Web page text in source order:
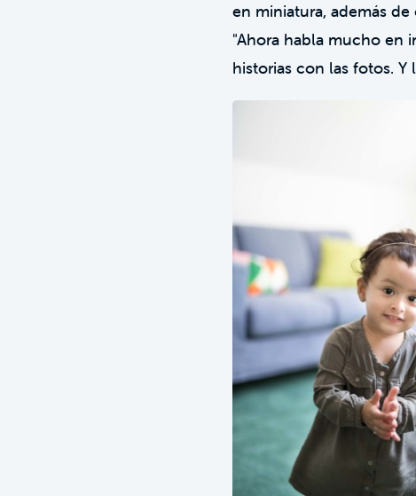
en miniatura, además
"Ahora habla mucho en
historias con las fotos. Y